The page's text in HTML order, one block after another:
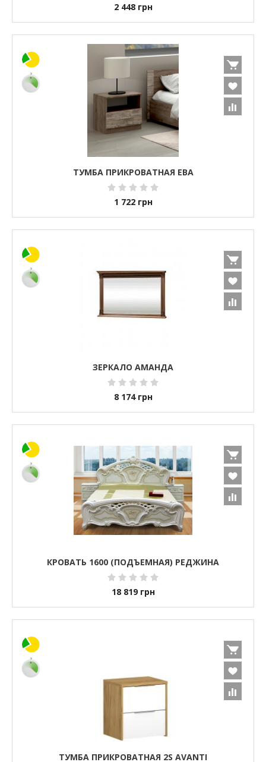
2 448 грн
ТУМБА ПРИКРОВАТНАЯ ЕВА
1 722 грн
ЗЕРКАЛО АМАНДА
8 174 грн
КРОВАТЬ 1600 (ПОДЪЕМНАЯ) РЕДЖИНА
18 819 грн
ТУМБА ПРИКРОВАТНАЯ 2S AVANTI